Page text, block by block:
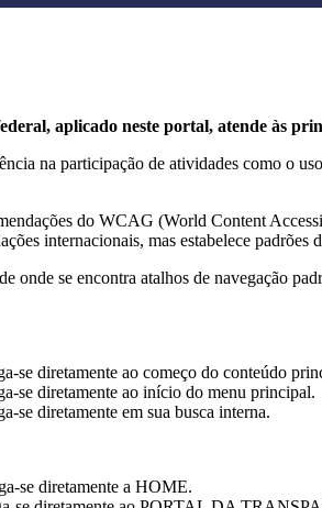
aplicado neste portal, atende às
na participação de atividades como o
do WCAG (World Content
internacionais, mas estabelece padrões
onde se encontra atalhos de navegação
se diretamente ao começo do conteúdo
se diretamente ao início do menu principal.
se diretamente em sua busca interna.
se diretamente a HOME.